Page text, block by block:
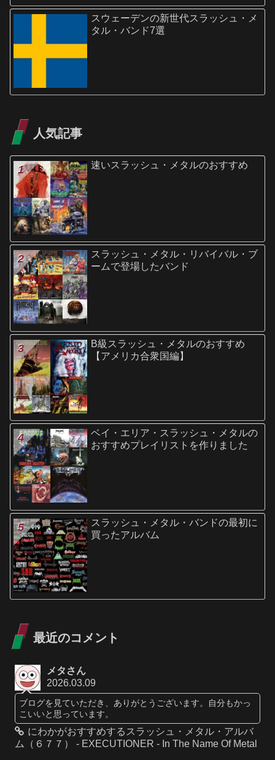
スウェーデンの新世代スラッシュ・メ
タル・バンド7選
人気記事
速いスラッシュ・メタルのおすすめ
スラッシュ・メタル・リバイバル・ブ
ームで登場したバンド
B級スラッシュ・メタルのおすすめ
【アメリカ合衆国編】
ベイ・エリア・スラッシュ・メタルの
おすすめプレイリストを作りました
スラッシュ・メタル・バンドの最初に
買ったアルバム
最近のコメント
メタさん
2026.03.09
ブログを見ていただき、ありがとうございます。自分もかっ
こいいと思っています。
にわかがおすすめするスラッシュ・メタル・アルバ
ム（６７７） - EXECUTIONER - In The Name Of Metal